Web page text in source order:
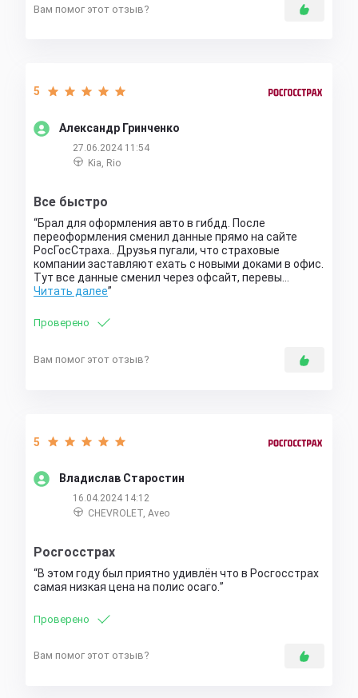
Вам помог этот отзыв?
Александр Гринченко
5
27.06.2024 11:54
Kia, Rio
Все быстро
Брал для оформления авто в гибдд. После
переоформления сменил данные прямо на сайте
РосГосСтраха.. Друзья пугали, что страховые
компании заставляют ехать с новыми доками в офис.
Тут все данные сменил через офсайт, перевы…
Читать далее
Проверено
Вам помог этот отзыв?
Владислав Старостин
5
16.04.2024 14:12
CHEVROLET, Aveo
Росгосстрах
В этом году был приятно удивлён что в Росгосстрах
самая низкая цена на полис осаго.
Проверено
Вам помог этот отзыв?